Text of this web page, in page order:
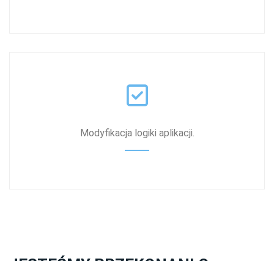
Modyfikacja logiki aplikacji.